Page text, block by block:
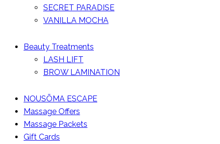
SECRET PARADISE
VANILLA MOCHA
Beauty Treatments
LASH LIFT
BROW LAMINATION
NOUSŌMA ESCAPE
Massage Offers
Massage Packets
Gift Cards